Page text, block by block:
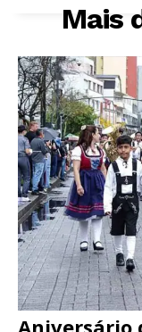
Mais